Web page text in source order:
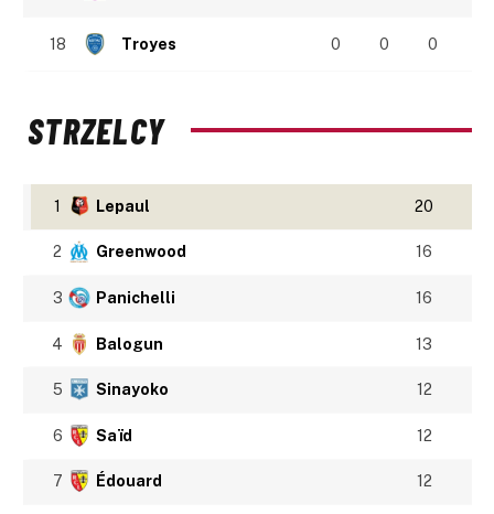
18 Troyes 0 0 0
STRZELCY
1 Lepaul 20
2 Greenwood 16
3 Panichelli 16
4 Balogun 13
5 Sinayoko 12
6 Saïd 12
7 Édouard 12